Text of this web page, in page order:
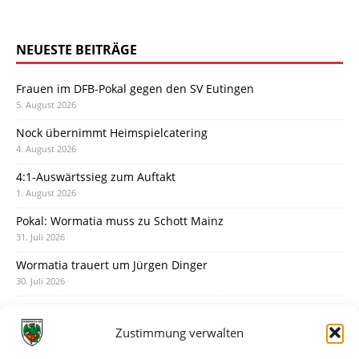
Zustimmung verwalten
NEUESTE BEITRÄGE
Frauen im DFB-Pokal gegen den SV Eutingen
5. August 2026
Nock übernimmt Heimspielcatering
4. August 2026
4:1-Auswärtssieg zum Auftakt
1. August 2026
Pokal: Wormatia muss zu Schott Mainz
31. Juli 2026
Wormatia trauert um Jürgen Dinger
30. Juli 2026
28. Juli 2026